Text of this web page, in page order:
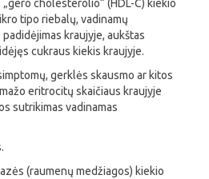
cholesterolio“ (HDL-C) kiekio
tipo riebalų, vadinamų
kraujyje, aukštas
cukraus kiekis kraujyje.
gerklės skausmo ar kitos
eritrocitų skaičiaus kraujyje
sutrikimas vadinamas
(raumenų medžiagos) kiekio